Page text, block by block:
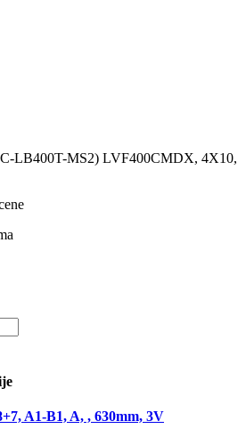
LB400T-MS2) LVF400CMDX, 4X10,
A1-B1, A, , 630mm, 3V